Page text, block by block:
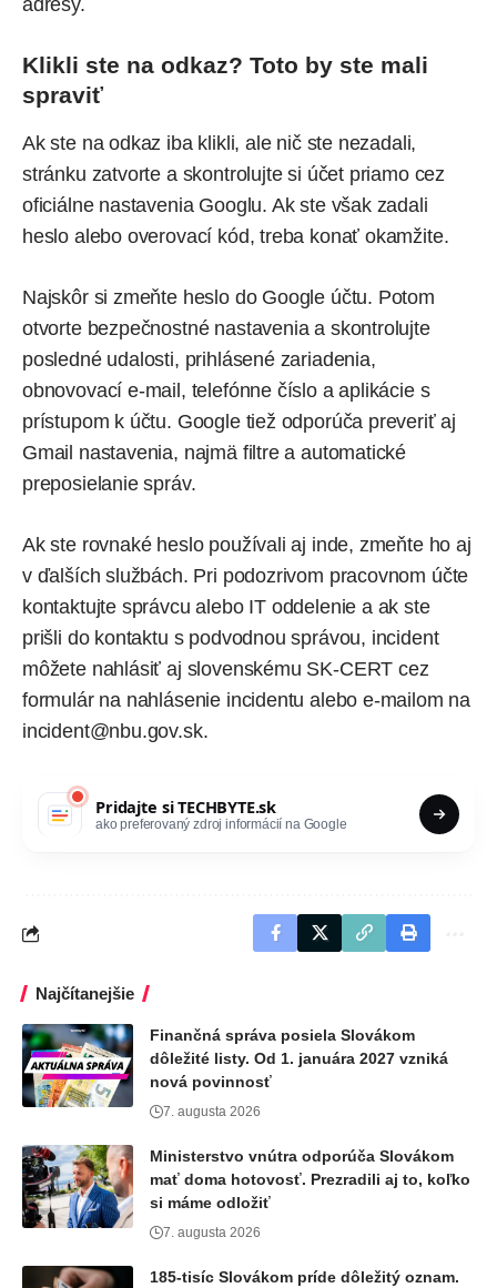
Klikli ste na odkaz? Toto by ste mali
spraviť
Ak ste na odkaz iba klikli, ale nič ste nezadali,
stránku zatvorte a skontrolujte si účet priamo cez
oficiálne nastavenia Googlu. Ak ste však zadali
heslo alebo overovací kód, treba konať okamžite.
Najskôr si zmeňte heslo do Google účtu. Potom
otvorte bezpečnostné nastavenia a skontrolujte
posledné udalosti, prihlásené zariadenia,
obnovovací e-mail, telefónne číslo a aplikácie s
prístupom k účtu. Google tiež odporúča preveriť aj
Gmail nastavenia, najmä filtre a automatické
preposielanie správ.
Ak ste rovnaké heslo používali aj inde, zmeňte ho aj
v ďalších službách. Pri podozrivom pracovnom účte
kontaktujte správcu alebo IT oddelenie a ak ste
prišli do kontaktu s podvodnou správou, incident
môžete nahlásiť aj slovenskému SK-CERT cez
formulár na nahlásenie incidentu alebo e-mailom na
incident@nbu.gov.sk.
Pridajte siTECHBYTE.sk
ako preferovaný zdroj informácií na Google
Najčítanejšie
Finančná správa posiela Slovákom
dôležité listy. Od 1. januára 2027 vzniká
nová povinnosť
7. augusta 2026
Ministerstvo vnútra odporúča Slovákom
mať doma hotovosť. Prezradili aj to, koľko
si máme odložiť
7. augusta 2026
185-tisíc Slovákom príde dôležitý oznam.